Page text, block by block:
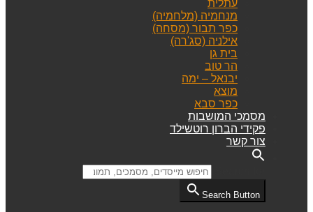
עתלית
מנחמיה (מלחמיה)
כפר תבור (מסחה)
אילניה (סג'רה)
בית גן
הר טוב
יבנאל – ימה
מוצא
כפר סבא
מסמכי המושבות
פקידי הברון רוטשילד
צור קשר
Search Button